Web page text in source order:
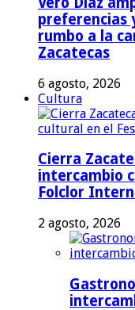
preferencias
rumbo a la
Zacatecas
6 agosto, 2026
Cultura
Cierra
intercambio
Folclor
2 agosto, 2026